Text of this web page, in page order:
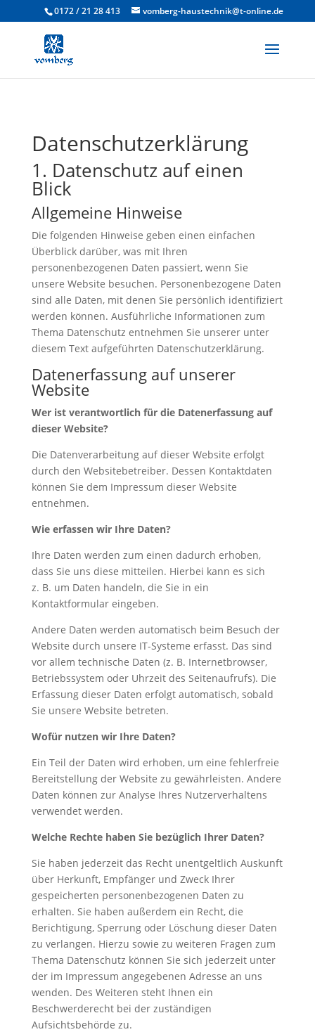
0172 / 21 28 413 vomberg-haustechnik@t-online.de
Datenschutzerklärung
1. Datenschutz auf einen
Blick
Allgemeine Hinweise
Die folgenden Hinweise geben einen einfachen
Überblick darüber, was mit Ihren
personenbezogenen Daten passiert, wenn Sie
unsere Website besuchen. Personenbezogene Daten
sind alle Daten, mit denen Sie persönlich identifiziert
werden können. Ausführliche Informationen zum
Thema Datenschutz entnehmen Sie unserer unter
diesem Text aufgeführten Datenschutzerklärung.
Datenerfassung auf unserer
Website
Wer ist verantwortlich für die Datenerfassung auf
dieser Website?
Die Datenverarbeitung auf dieser Website erfolgt
durch den Websitebetreiber. Dessen Kontaktdaten
können Sie dem Impressum dieser Website
entnehmen.
Wie erfassen wir Ihre Daten?
Ihre Daten werden zum einen dadurch erhoben,
dass Sie uns diese mitteilen. Hierbei kann es sich
z. B. um Daten handeln, die Sie in ein
Kontaktformular eingeben.
Andere Daten werden automatisch beim Besuch der
Website durch unsere IT-Systeme erfasst. Das sind
vor allem technische Daten (z. B. Internetbrowser,
Betriebssystem oder Uhrzeit des Seitenaufrufs). Die
Erfassung dieser Daten erfolgt automatisch, sobald
Sie unsere Website betreten.
Wofür nutzen wir Ihre Daten?
Ein Teil der Daten wird erhoben, um eine fehlerfreie
Bereitstellung der Website zu gewährleisten. Andere
Daten können zur Analyse Ihres Nutzerverhaltens
verwendet werden.
Welche Rechte haben Sie bezüglich Ihrer Daten?
Sie haben jederzeit das Recht unentgeltlich Auskunft
über Herkunft, Empfänger und Zweck Ihrer
gespeicherten personenbezogenen Daten zu
erhalten. Sie haben außerdem ein Recht, die
Berichtigung, Sperrung oder Löschung dieser Daten
zu verlangen. Hierzu sowie zu weiteren Fragen zum
Thema Datenschutz können Sie sich jederzeit unter
der im Impressum angegebenen Adresse an uns
wenden. Des Weiteren steht Ihnen ein
Beschwerderecht bei der zuständigen
Aufsichtsbehörde zu.